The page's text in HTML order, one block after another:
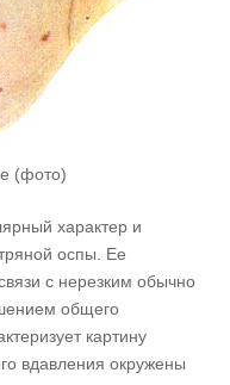
(фото)
характер и
оспы. Ее
с нерезким обычно
общего
картину
вдавления окружены